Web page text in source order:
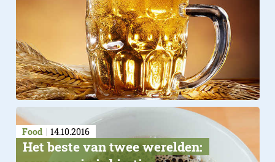
Food 14.10.2016
Het beste van twee werelden: